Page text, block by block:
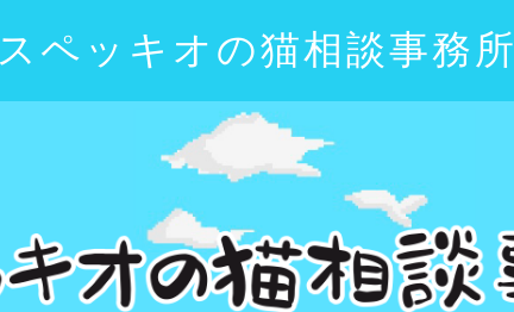
スペッキオの猫相談事務所